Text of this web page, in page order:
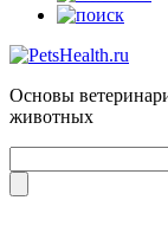
Основы
животных